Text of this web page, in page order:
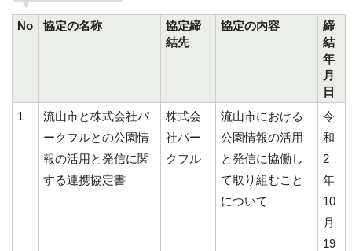
No 協定の名称
協定締
結先
協定の内容
締
結
年
月
日
1
流山市と株式会社パ
ークフルとの公園情
報の活用と発信に関
する連携協定書
株式会
社パー
クフル
流山市における
公園情報の活用
と発信に協働し
て取り組むこと
について
令
和
2
年
10
月
19